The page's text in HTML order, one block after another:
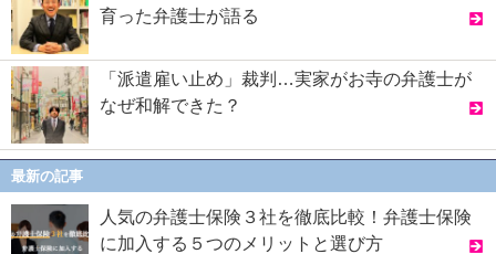
育った弁護士が語る
「派遣雇い止め」裁判…実家がお寺の弁護士が
なぜ和解できた？
最新の記事
人気の弁護士保険３社を徹底比較！弁護士保険
に加入する５つのメリットと選び方